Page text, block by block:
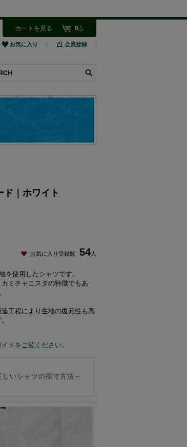
カートを見る 0点
お気に入り 会員登録
｜ホワイト
お気に入り登録数 54 人
を使用したシャツです。
ミチャニスタの特徴でもあ
工程により生地の復元性も高
ドをご覧ください。
いシャツの採寸方法～